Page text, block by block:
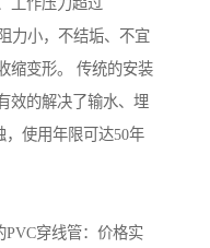
力小，不结垢、不宜
缩变形。 传统的安装
效的解决了输水、埋
使用年限可达50年
穿线管：价格实